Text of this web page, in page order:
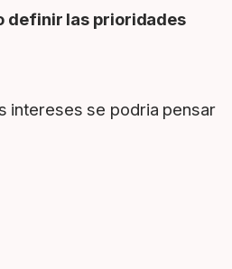
definir las prioridades
intereses se podria pensar